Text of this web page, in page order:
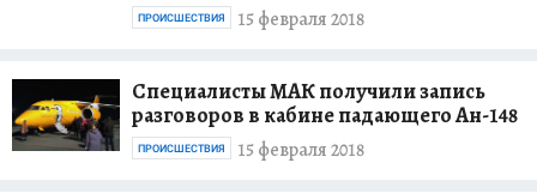
15 февраля 2018
ПРОИСШЕСТВИЯ
Специалисты МАК получили запись
разговоров в кабине падающего Ан-148
15 февраля 2018
ПРОИСШЕСТВИЯ